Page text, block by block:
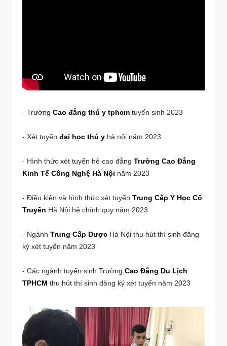
- Trường Cao đẳng thú y tphcm tuyển sinh 2023
- Xét tuyển đại học thú y hà nội năm 2023
- Hình thức xét tuyển hê cao đẳng Trường Cao Đẳng
Kinh Tế Công Nghệ Hà Nội năm 2023
- Điều kiện và hình thức xét tuyển Trung Cấp Y Học Cổ
Truyền Hà Nội hệ chính quy năm 2023
- Ngành Trung Cấp Dược Hà Nội thu hút thí sinh đăng
ký xét tuyển năm 2023
- Các ngành tuyển sinh Trường Cao Đẳng Du Lịch
TPHCM thu hút thí sinh đăng ký xét tuyển năm 2023